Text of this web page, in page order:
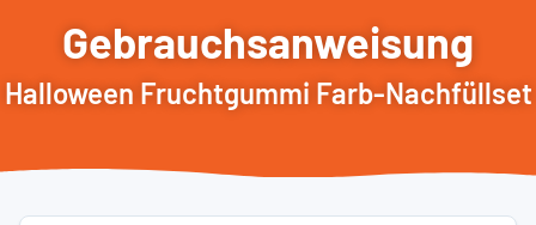
Gebrauchsanweisung
Halloween Fruchtgummi Farb-Nachfüllset